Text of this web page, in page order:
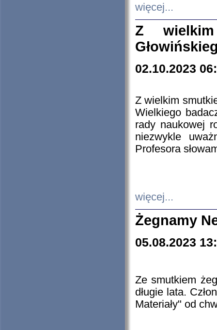
więcej...
Z
02.10.2023
Z wielkim
Wielkiego
rady naukowej
niezwykle
Profesora
więcej...
Żegnamy
05.08.2023
Ze smutkiem
długie lata.
Materiały" od